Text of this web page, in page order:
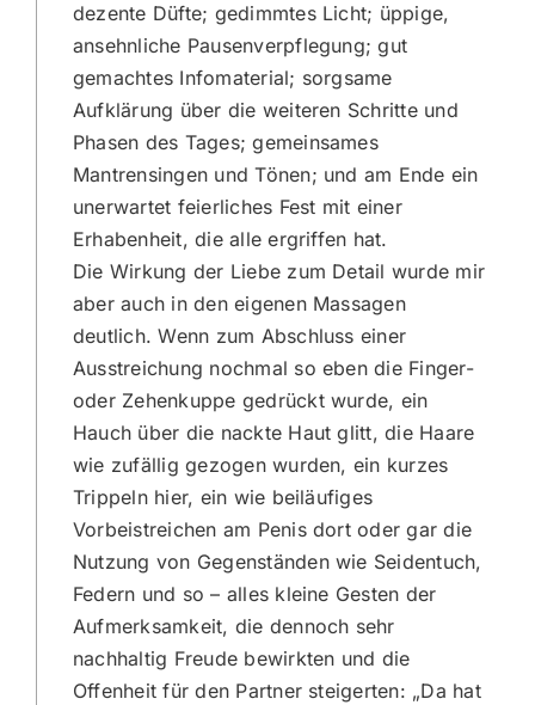
dezente Düfte; gedimmtes Licht; üppige,
ansehnliche Pausenverpflegung; gut
gemachtes Infomaterial; sorgsame
Aufklärung über die weiteren Schritte und
Phasen des Tages; gemeinsames
Mantrensingen und Tönen; und am Ende ein
unerwartet feierliches Fest mit einer
Erhabenheit, die alle ergriffen hat.
Die Wirkung der Liebe zum Detail wurde mir
aber auch in den eigenen Massagen
deutlich. Wenn zum Abschluss einer
Ausstreichung nochmal so eben die Finger-
oder Zehenkuppe gedrückt wurde, ein
Hauch über die nackte Haut glitt, die Haare
wie zufällig gezogen wurden, ein kurzes
Trippeln hier, ein wie beiläufiges
Vorbeistreichen am Penis dort oder gar die
Nutzung von Gegenständen wie Seidentuch,
Federn und so – alles kleine Gesten der
Aufmerksamkeit, die dennoch sehr
nachhaltig Freude bewirkten und die
Offenheit für den Partner steigerten: „Da hat